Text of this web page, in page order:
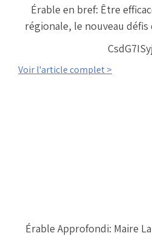
Érable en bref: Être
régionale, le nouveau défis
Voir l'article complet >
Érable Approfondi: Maire